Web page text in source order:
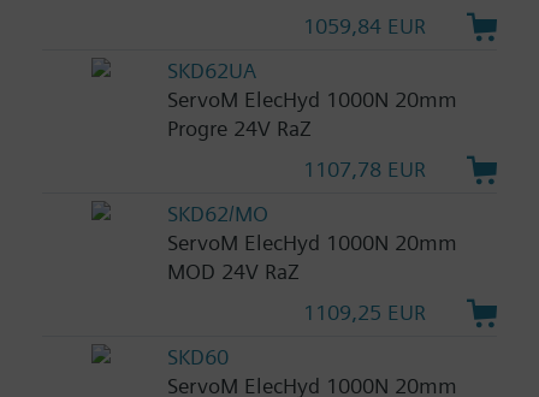
1059,84 EUR
SKD62UA
ServoM ElecHyd 1000N 20mm
Progre 24V RaZ
1107,78 EUR
SKD62/MO
ServoM ElecHyd 1000N 20mm
MOD 24V RaZ
1109,25 EUR
SKD60
ServoM ElecHyd 1000N 20mm